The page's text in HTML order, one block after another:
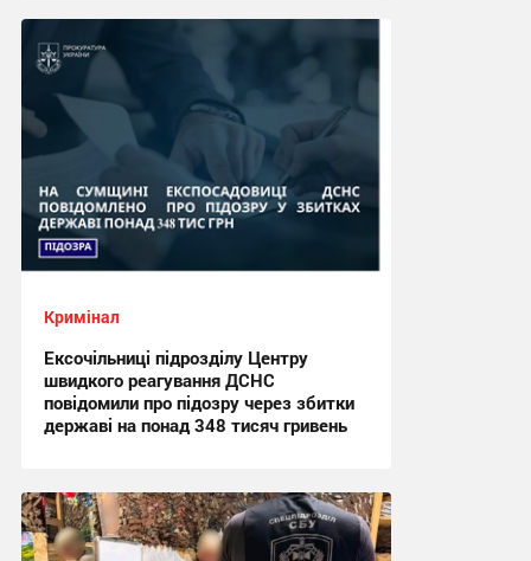
15:59 вчора
Кримінал
Ексочільниці підрозділу Центру
швидкого реагування ДСНС
повідомили про підозру через збитки
державі на понад 348 тисяч гривень
15:46, 3.08.2026